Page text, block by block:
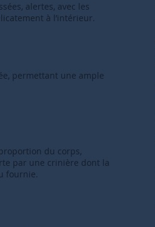
alertes, avec les
à l’intérieur.
permettant une ample
du corps,
par une crinière dont la
fournie.